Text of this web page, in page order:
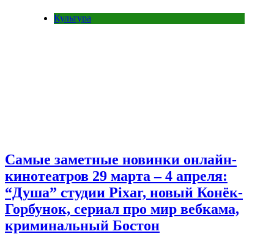
Культура
Самые заметные новинки онлайн-
кинотеатров 29 марта – 4 апреля:
“Душа” студии Pixar, новый Конёк-
Горбунок, сериал про мир вебкама,
криминальный Бостон